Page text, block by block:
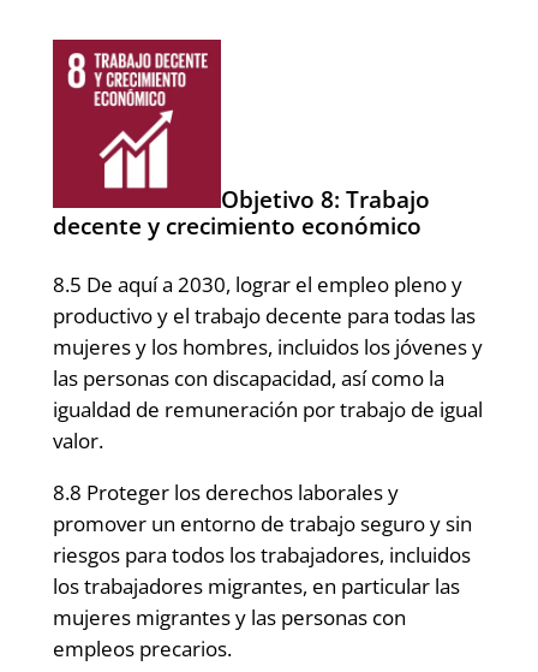
Objetivo 8: Trabajo
decente y crecimiento económico
8.5 De aquí a 2030, lograr el empleo pleno y
productivo y el trabajo decente para todas las
mujeres y los hombres, incluidos los jóvenes y
las personas con discapacidad, así como la
igualdad de remuneración por trabajo de igual
valor.
8.8 Proteger los derechos laborales y
promover un entorno de trabajo seguro y sin
riesgos para todos los trabajadores, incluidos
los trabajadores migrantes, en particular las
mujeres migrantes y las personas con
empleos precarios.